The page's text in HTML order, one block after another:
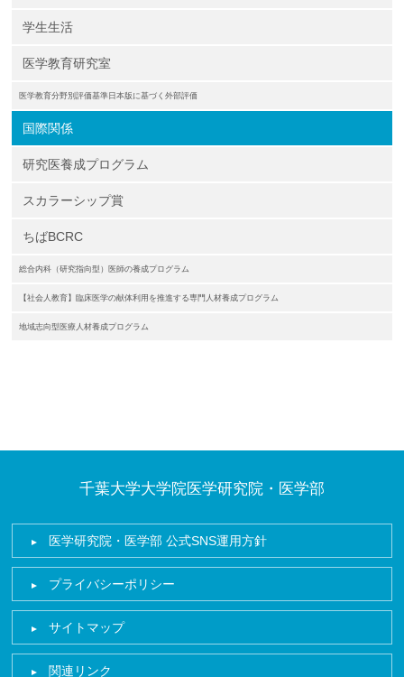
学生生活
医学教育研究室
医学教育分野別評価基準日本版に基づく外部評価
国際関係
研究医養成プログラム
スカラーシップ賞
ちばBCRC
総合内科（研究指向型）医師の養成プログラム
【社会人教育】臨床医学の献体利用を推進する専門人材養成プログラム
地域志向型医療人材養成プログラム
千葉大学大学院医学研究院・医学部
医学研究院・医学部 公式SNS運用方針
プライバシーポリシー
サイトマップ
関連リンク